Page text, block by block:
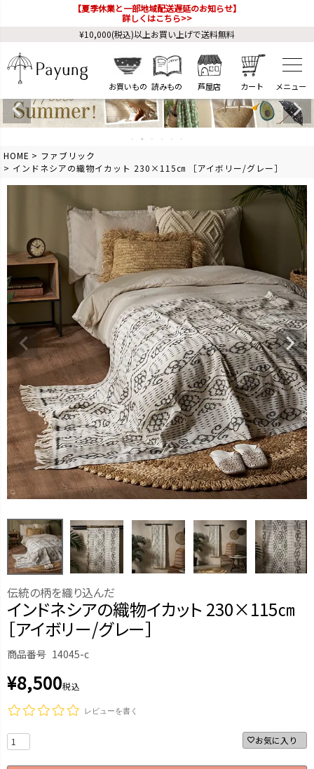
【夏季休業と一部地域配送遅延のお知らせ】
詳しくはこちら>>
¥10,000(税込)以上お買い上げで送料無料
お買いもの 読みもの 芦屋店 カート
HOME
ファブリック
インドネシアの織物イカット 230×115㎝ ［アイボリー/グレー］
伝統の柄を織り込んだ
インドネシアの織物イカット 230×115㎝
［アイボリー/グレー］
商品番号 14045-c
¥8,500税込
レビューを書く
お気に入り